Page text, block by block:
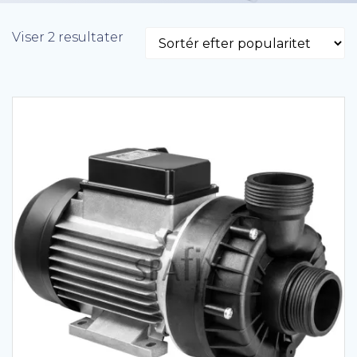
Viser 2 resultater Sorteret